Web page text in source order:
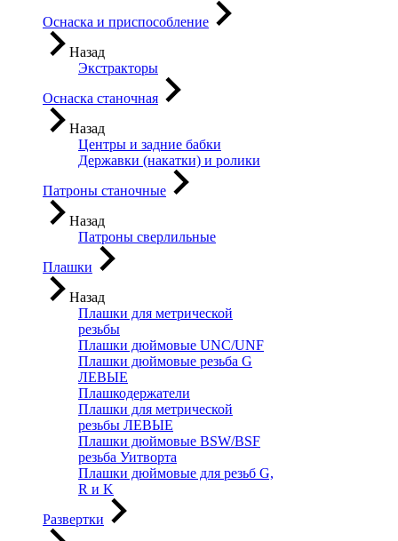
Оснаска и приспособление
Назад
Экстракторы
Оснаска станочная
Назад
Центры и задние бабки
Державки (накатки) и ролики
Патроны станочные
Назад
Патроны сверлильные
Плашки
Назад
Плашки для метрической
резьбы
Плашки дюймовые UNC/UNF
Плашки дюймовые резьба G
ЛЕВЫЕ
Плашкодержатели
Плашки для метрической
резьбы ЛЕВЫЕ
Плашки дюймовые BSW/BSF
резьба Уитворта
Плашки дюймовые для резьб G,
R и K
Развертки